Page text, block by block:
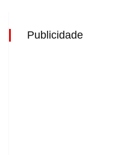
Publicidade